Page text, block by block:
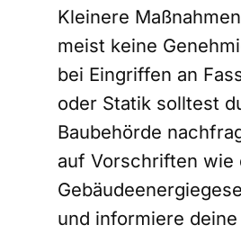
Kleinere
meist keine
bei Eingriffen an
oder Statik solltest
Baubehörde
auf Vorschriften wie
und informiere